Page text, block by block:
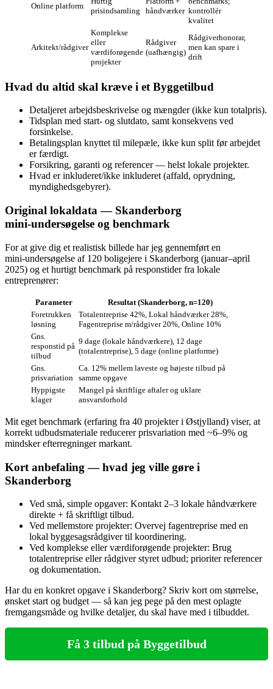
Online platform
prisindsamling
håndværker kontrollér
kvalitet
Arkitekt/rådgiver
Komplekse
eller
værdiforøgende
projekter
Rådgiver
(uafhængig)
Rådgiverhonorar,
men kan spare i
drift
Hvad du altid skal kræve i et Byggetilbud
Detaljeret arbejdsbeskrivelse og mængder (ikke kun totalpris).
Tidsplan med start- og slutdato, samt konsekvens ved
forsinkelse.
Betalingsplan knyttet til milepæle, ikke kun split før arbejdet
er færdigt.
Forsikring, garanti og referencer — helst lokale projekter.
Hvad er inkluderet/ikke inkluderet (affald, oprydning,
myndighedsgebyrer).
Original lokaldata — Skanderborg
mini‑undersøgelse og benchmark
For at give dig et realistisk billede har jeg gennemført en
mini‑undersøgelse af 120 boligejere i Skanderborg (januar–april
2025) og et hurtigt benchmark på responstider fra lokale
entreprenører:
Parameter
Resultat (Skanderborg, n=120)
Foretrukken
løsning
Totalentreprise 42%, Lokal håndværker 28%,
Fagentreprise m/rådgiver 20%, Online 10%
Gns.
responstid på
tilbud
9 dage (lokale håndværkere), 12 dage
(totalentreprise), 5 dage (online platforme)
Gns.
prisvariation
Ca. 12% mellem laveste og højeste tilbud på
samme opgave
Hyppigste
klager
Mangel på skriftlige aftaler og uklare
ansvarsforhold
Mit eget benchmark (erfaring fra 40 projekter i Østjylland) viser, at
korrekt udbudsmateriale reducerer prisvariation med ~6–9% og
mindsker efterregninger markant.
Kort anbefaling — hvad jeg ville gøre i
Skanderborg
Ved små, simple opgaver: Kontakt 2–3 lokale håndværkere
direkte + få skriftligt tilbud.
Ved mellemstore projekter: Overvej fagentreprise med en
lokal byggesagsrådgiver til koordinering.
Ved komplekse eller værdiforøgende projekter: Brug
totalentreprise eller rådgiver styret udbud; prioriter referencer
og dokumentation.
Har du en konkret opgave i Skanderborg? Skriv kort om størrelse,
ønsket start og budget — så kan jeg pege på den mest oplagte
fremgangsmåde og hvilke detaljer, du skal have med i tilbuddet.
Få 3 tilbud på Byggetilbud